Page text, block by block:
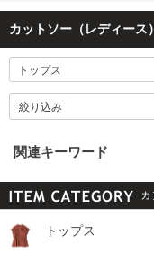
カットソー（レディース）
絞り込み
関連キーワード
トップス